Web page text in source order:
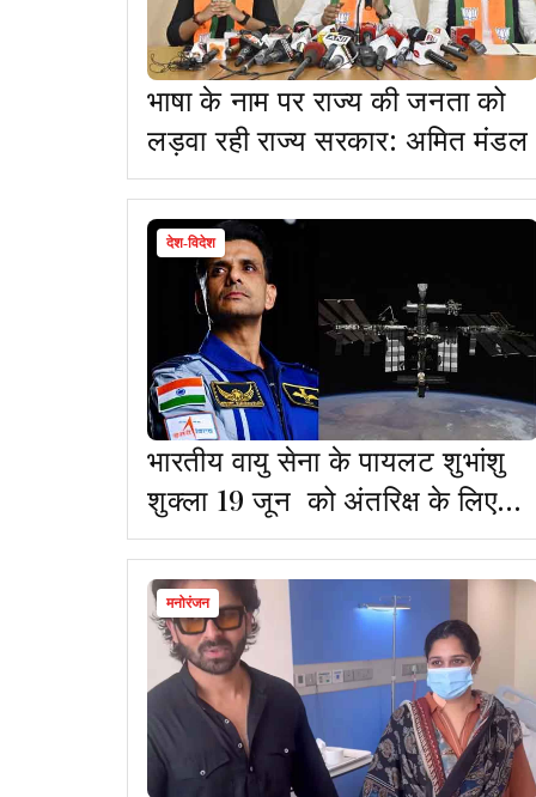
भाषा के नाम पर राज्य की जनता को
लड़वा रही राज्य सरकार: अमित मंडल
देश-विदेश
भारतीय वायु सेना के पायलट शुभांशु
शुक्ला 19 जून को अंतरिक्ष के लिए
रवाना होंगे
मनोरंजन